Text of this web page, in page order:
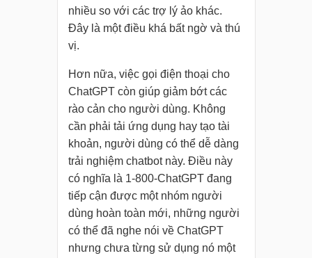
nhiều so với các trợ lý ảo khác.
Đây là một điều khá bất ngờ và thú
vị.
Hơn nữa, việc gọi điện thoại cho
ChatGPT còn giúp giảm bớt các
rào cản cho người dùng. Không
cần phải tải ứng dụng hay tạo tài
khoản, người dùng có thể dễ dàng
trải nghiệm chatbot này. Điều này
có nghĩa là 1-800-ChatGPT đang
tiếp cận được một nhóm người
dùng hoàn toàn mới, những người
có thể đã nghe nói về ChatGPT
nhưng chưa từng sử dụng nó một